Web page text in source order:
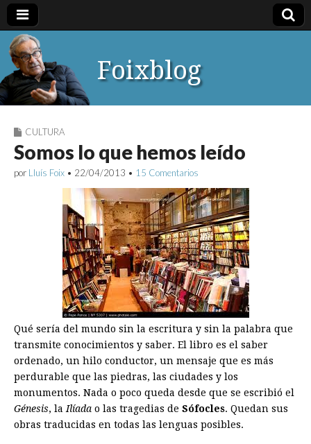
Foixblog
CULTURA
Somos lo que hemos leído
por Lluís Foix • 22/04/2013 • 15 Comentarios
Qué sería del mundo sin la escritura y sin la palabra que
transmite conocimientos y saber. El libro es el saber
ordenado, un hilo conductor, un mensaje que es más
perdurable que las piedras, las ciudades y los
monumentos. Nada o poco queda desde que se escribió el
Génesis, la Ilíada o las tragedias de Sófocles. Quedan sus
obras traducidas en todas las lenguas posibles.